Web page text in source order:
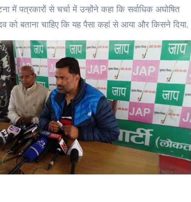
में पत्रकारों से चर्चा में उन्‍होंने कहा कि सर्वाधिक अघोषित
बताना चाहिए कि यह पैसा कहां से आया और किसने दिया.